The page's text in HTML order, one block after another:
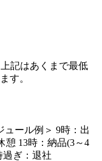
記はあくまで最低
す。
ュール例＞ 9時：出
憩 13時：納品(3～4
過ぎ：退社